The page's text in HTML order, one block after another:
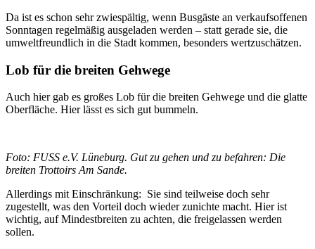
Da ist es schon sehr zwiespältig, wenn Busgäste an verkaufsoffenen
Sonntagen regelmäßig ausgeladen werden – statt gerade sie, die
umweltfreundlich in die Stadt kommen, besonders wertzuschätzen.
Lob für die breiten Gehwege
Auch hier gab es großes Lob für die breiten Gehwege und die glatte
Oberfläche. Hier lässt es sich gut bummeln.
Foto: FUSS e.V. Lüneburg. Gut zu gehen und zu befahren: Die
breiten Trottoirs Am Sande.
Allerdings mit Einschränkung: Sie sind teilweise doch sehr
zugestellt, was den Vorteil doch wieder zunichte macht. Hier ist
wichtig, auf Mindestbreiten zu achten, die freigelassen werden
sollen.